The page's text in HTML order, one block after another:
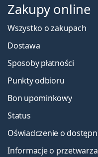
Zakupy online
Wszystko o zakupach
Dostawa
Sposoby płatności
Punkty odbioru
Bon upominkowy
Status
Oświadczenie o
Informacje o